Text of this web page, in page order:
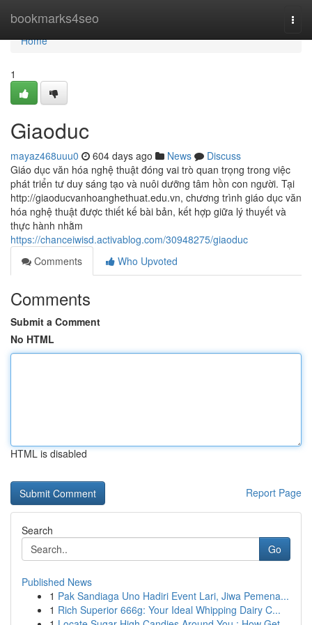
bookmarks4seo
Home
Home
1
Giaoduc
mayaz468uuu0 604 days ago News
Discuss
Giáo dục văn hóa nghệ thuật đóng vai trò quan trọng trong việc
phát triển tư duy sáng tạo và nuôi dưỡng tâm hồn con người. Tại
http://giaoducvanhoanghethuat.edu.vn, chương trình giáo dục văn
hóa nghệ thuật được thiết kế bài bản, kết hợp giữa lý thuyết và
thực hành nhằm
https://chanceiwisd.activablog.com/30948275/giaoduc
Comments
Who Upvoted
Comments
Submit a Comment
No HTML
HTML is disabled
Report Page
Search
Go
Published News
1 Pak Sandiaga Uno Hadiri Event Lari, Jiwa Pemena...
1 Rich Superior 666g: Your Ideal Whipping Dairy C...